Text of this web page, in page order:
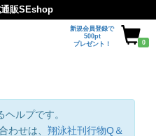
販SEshop
新規会員登録で
500pt
プレゼント！
0
ルプです。
わせは、 翔泳社刊行物Q＆